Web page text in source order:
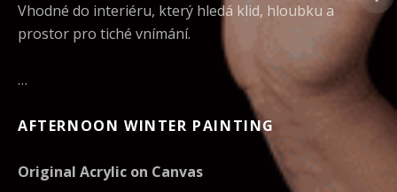
Vhodné do interiéru, který hledá klid, hloubku a
prostor pro tiché vnímání.
…
AFTERNOON WINTER PAINTING
Original Acrylic on Canvas